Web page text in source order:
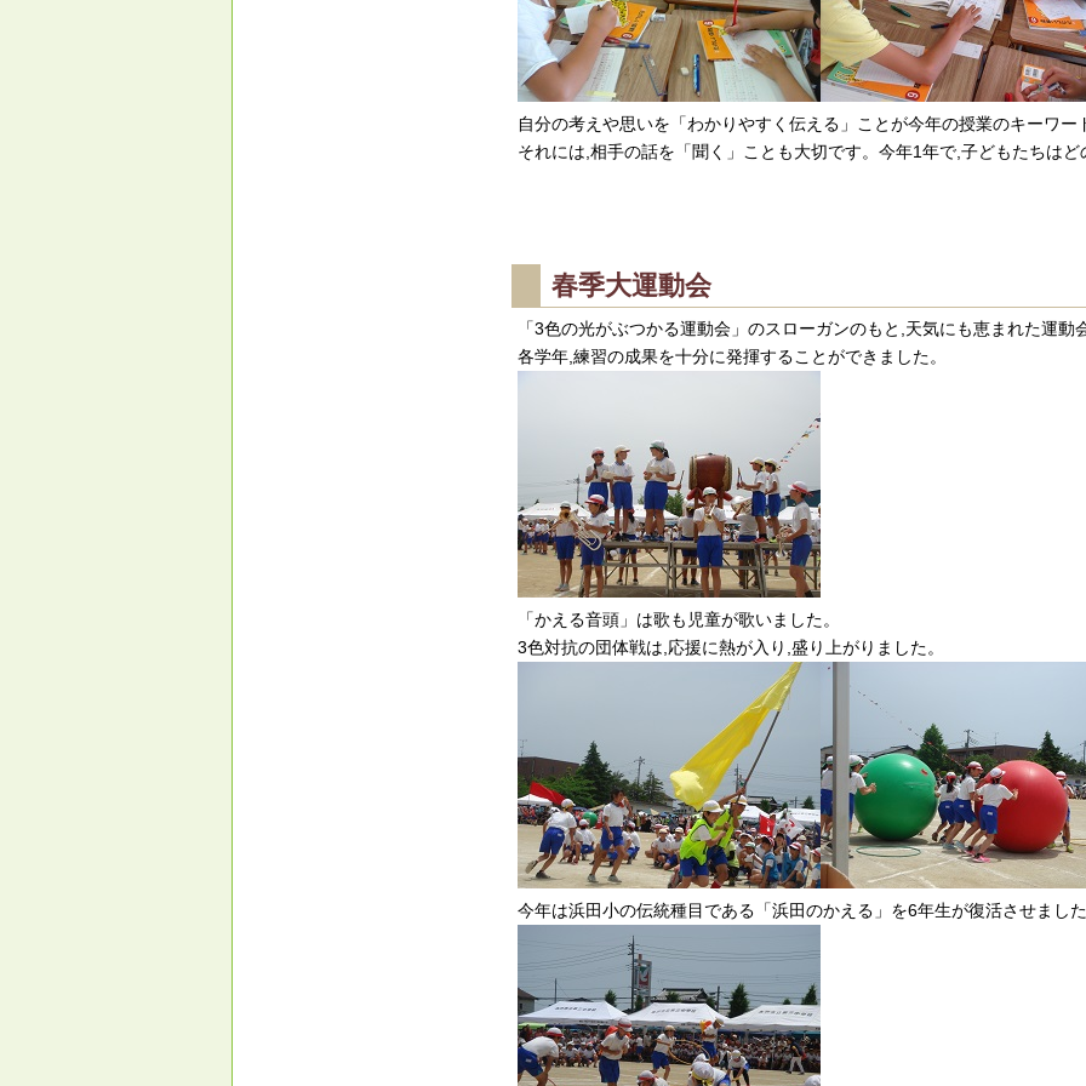
自分の考えや思いを「わかりやすく伝える」ことが今年の授業のキーワー
それには,相手の話を「聞く」ことも大切です。今年1年で,子どもたちは
春季大運動会
「3色の光がぶつかる運動会」のスローガンのもと,天気にも恵まれた運動
各学年,練習の成果を十分に発揮することができました。
「かえる音頭」は歌も児童が歌いました。
3色対抗の団体戦は,応援に熱が入り,盛り上がりました。
今年は浜田小の伝統種目である「浜田のかえる」を6年生が復活させまし